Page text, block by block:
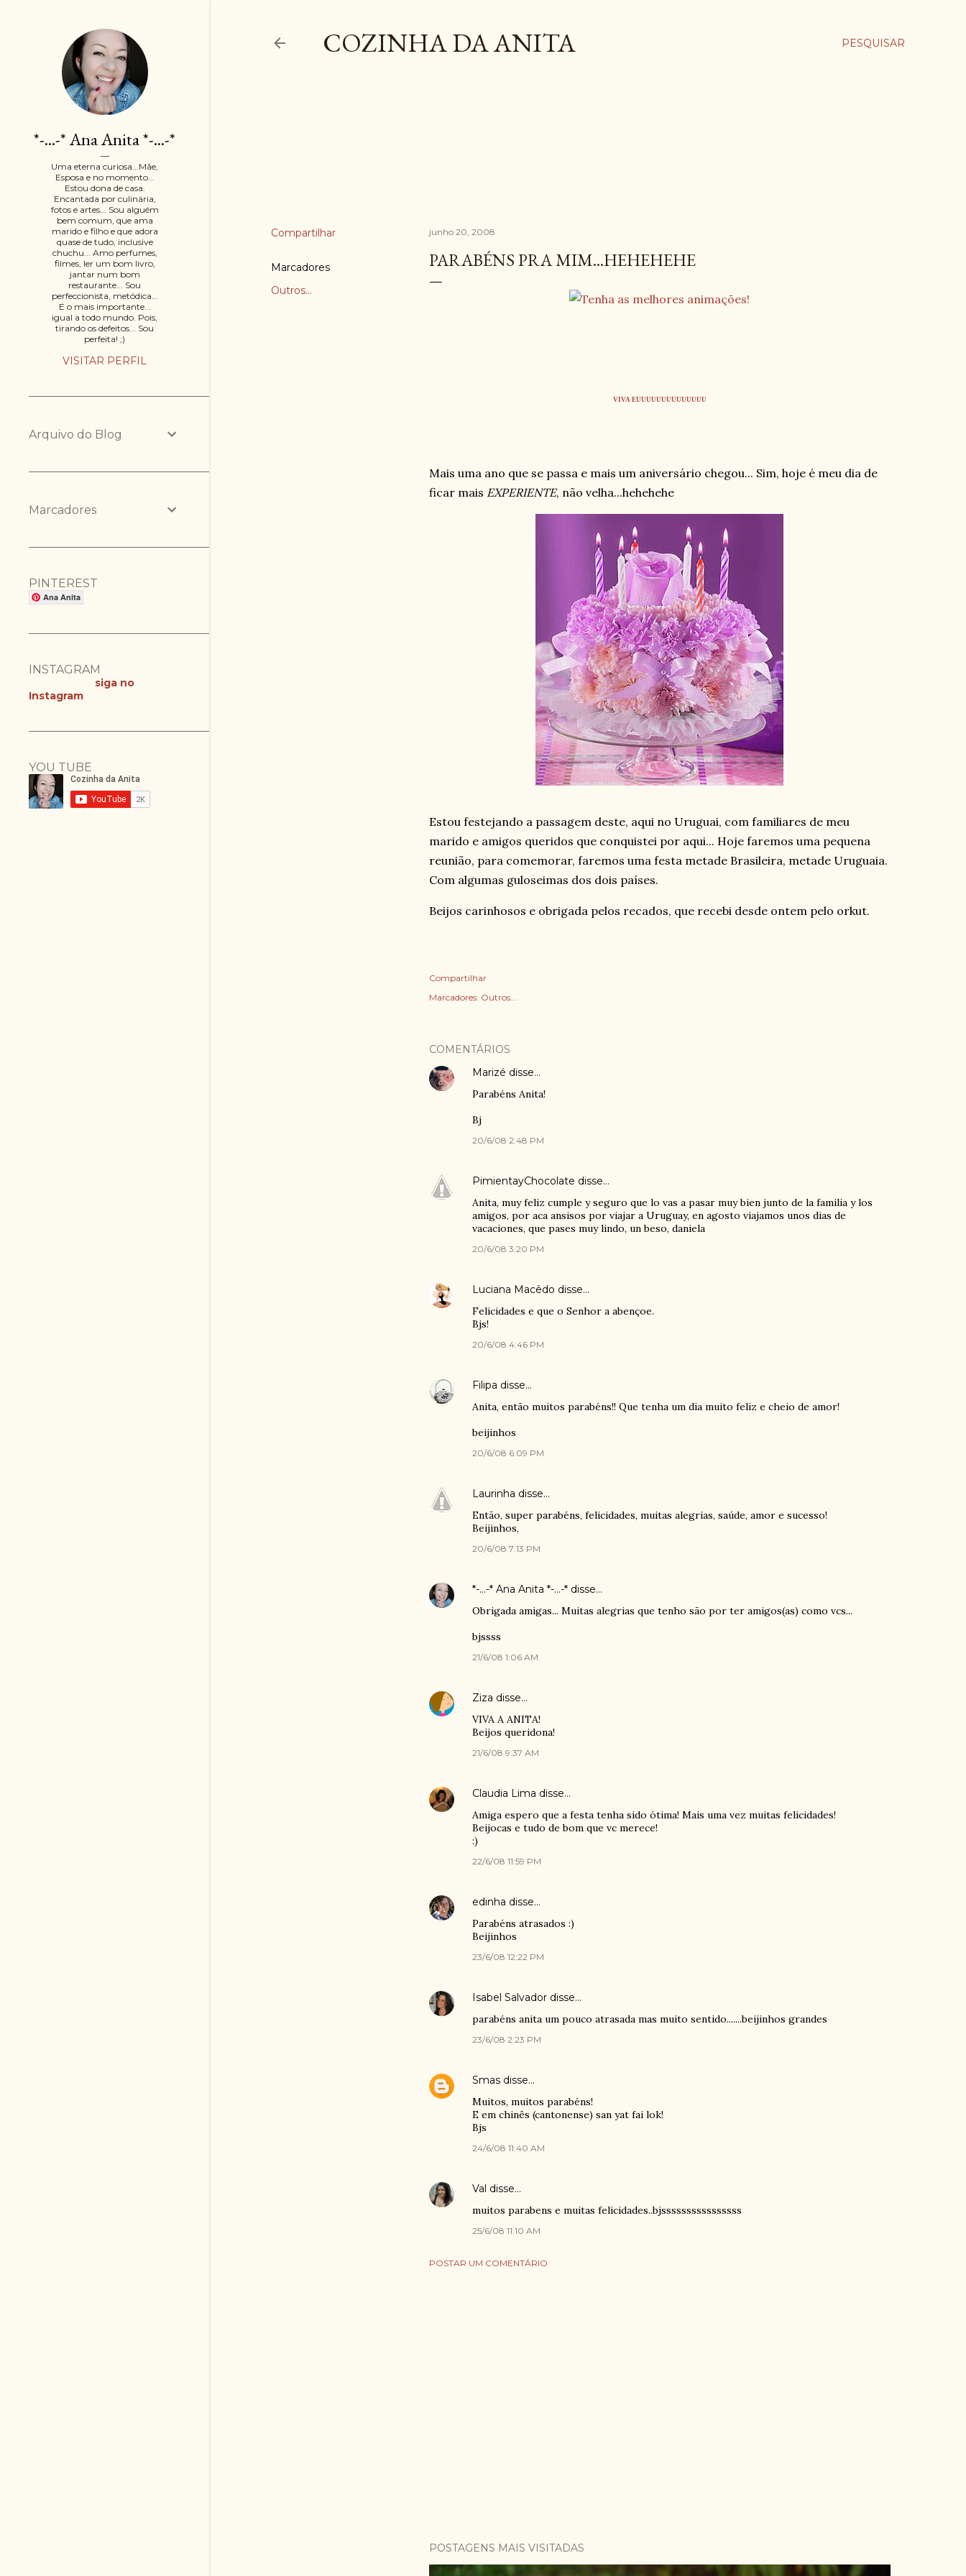
PESQUISAR
COZINHA DA ANITA
Compartilhar
Marcadores
Outros...
junho 20, 2008
PARABÉNS PRA MIM...HEHEHEHE
VIVA EUUUUUUUUUUUUUU
Mais uma ano que se passa e mais um aniversário chegou... Sim, hoje é meu dia de
ficar mais EXPERIENTE, não velha...hehehehe
Estou festejando a passagem deste, aqui no Uruguai, com familiares de meu
marido e amigos queridos que conquistei por aqui... Hoje faremos uma pequena
reunião, para comemorar, faremos uma festa metade Brasileira, metade Uruguaia.
Com algumas guloseimas dos dois países.
Beijos carinhosos e obrigada pelos recados, que recebi desde ontem pelo orkut.
Compartilhar
Marcadores: Outros...
COMENTÁRIOS
Marizé disse…
Parabéns Anita!
Bj
20/6/08 2:48 PM
PimientayChocolate disse…
Anita, muy feliz cumple y seguro que lo vas a pasar muy bien junto de la familia y los
amigos, por aca ansisos por viajar a Uruguay, en agosto viajamos unos dias de
vacaciones, que pases muy lindo, un beso, daniela
20/6/08 3:20 PM
Luciana Macêdo disse…
Felicidades e que o Senhor a abençoe.
Bjs!
20/6/08 4:46 PM
Filipa disse…
Anita, então muitos parabéns!! Que tenha um dia muito feliz e cheio de amor!
beijinhos
20/6/08 6:09 PM
Laurinha disse…
Então, super parabéns, felicidades, muitas alegrias, saúde, amor e sucesso!
Beijinhos,
20/6/08 7:13 PM
*-...-* Ana Anita *-...-*disse…
Obrigada amigas... Muitas alegrias que tenho são por ter amigos(as) como vcs...
bjssss
21/6/08 1:06 AM
Ziza disse…
VIVA A ANITA!
Beijos queridona!
21/6/08 9:37 AM
Claudia Lima disse…
Amiga espero que a festa tenha sido ótima! Mais uma vez muitas felicidades!
Beijocas e tudo de bom que vc merece!
:)
22/6/08 11:59 PM
edinha disse…
Parabéns atrasados :)
Beijinhos
23/6/08 12:22 PM
Isabel Salvadordisse…
parabéns anita um pouco atrasada mas muito sentido.......beijinhos grandes
23/6/08 2:23 PM
Smasdisse…
Muitos, muitos parabéns!
E em chinês (cantonense) san yat fai lok!
Bjs
24/6/08 11:40 AM
Val disse…
muitos parabens e muitas felicidades..bjssssssssssssssss
25/6/08 11:10 AM
POSTAR UM COMENTÁRIO
POSTAGENS MAIS VISITADAS
*-...-* Ana Anita *-...-*
Uma eterna curiosa...Mãe,
Esposa e no momento...
Estou dona de casa.
Encantada por culinária,
fotos e artes... Sou alguém
bem comum, que ama
marido e filho e que adora
quase de tudo, inclusive
chuchu... Amo perfumes,
filmes, ler um bom livro,
jantar num bom
restaurante... Sou
perfeccionista, metódica...
E o mais importante...
igual a todo mundo. Pois,
tirando os defeitos... Sou
perfeita! ;)
VISITAR PERFIL
Arquivo do Blog
Marcadores
PINTEREST
Ana Anita
INSTAGRAM
siga no
Instagram
YOU TUBE